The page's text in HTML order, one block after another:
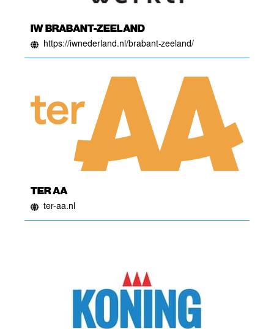
IW BRABANT-ZEELAND
https://iwnederland.nl/brabant-zeeland/
TER AA
ter-aa.nl